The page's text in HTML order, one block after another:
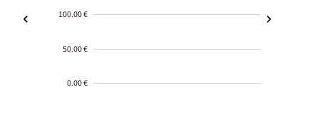
100.00 €
50.00 €
0.00 €